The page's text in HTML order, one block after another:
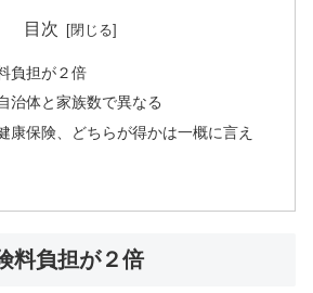
目次
負担が２倍
治体と家族数で異なる
康保険、どちらが得かは一概に言え
料負担が２倍